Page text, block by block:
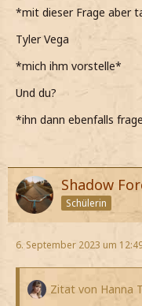
*mit dieser Frage aber
Tyler Vega
*mich ihm vorstelle*
Und du?
*ihn dann ebenfalls
Shadow
Schülerin
6. September 2023 um
Zitat von Hanna